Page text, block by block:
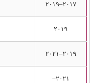
۲۰۱۷–۲۰۱۹
۲۰۱۹
۲۰۱۹–۲۰۲۱
۲۰۲۱–